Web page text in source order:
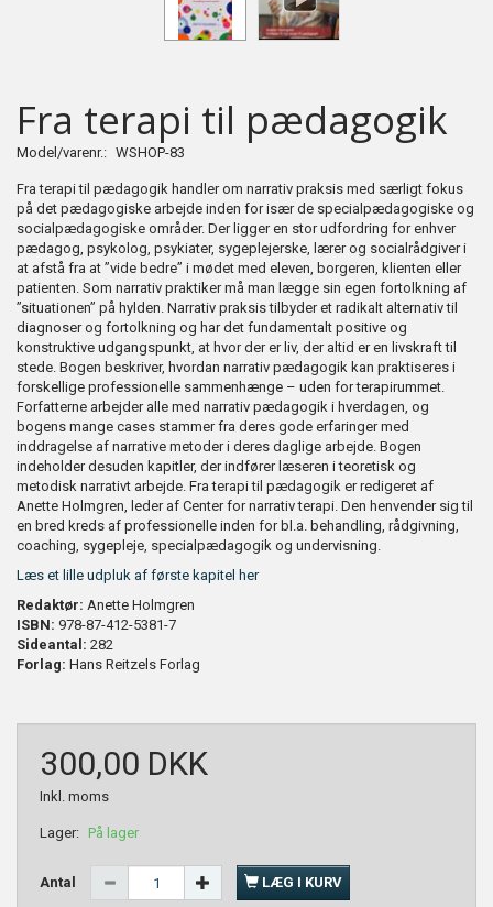
Fra terapi til pædagogik
Model/varenr.: WSHOP-83
Fra terapi til pædagogik handler om narrativ praksis med særligt fokus
på det pædagogiske arbejde inden for især de specialpædagogiske og
socialpædagogiske områder. Der ligger en stor udfordring for enhver
pædagog, psykolog, psykiater, sygeplejerske, lærer og socialrådgiver i
at afstå fra at ”vide bedre” i mødet med eleven, borgeren, klienten eller
patienten. Som narrativ praktiker må man lægge sin egen fortolkning af
”situationen” på hylden. Narrativ praksis tilbyder et radikalt alternativ til
diagnoser og fortolkning og har det fundamentalt positive og
konstruktive udgangspunkt, at hvor der er liv, der altid er en livskraft til
stede. Bogen beskriver, hvordan narrativ pædagogik kan praktiseres i
forskellige professionelle sammenhænge – uden for terapirummet.
Forfatterne arbejder alle med narrativ pædagogik i hverdagen, og
bogens mange cases stammer fra deres gode erfaringer med
inddragelse af narrative metoder i deres daglige arbejde. Bogen
indeholder desuden kapitler, der indfører læseren i teoretisk og
metodisk narrativt arbejde. Fra terapi til pædagogik er redigeret af
Anette Holmgren, leder af Center for narrativ terapi. Den henvender sig til
en bred kreds af professionelle inden for bl.a. behandling, rådgivning,
coaching, sygepleje, specialpædagogik og undervisning.
Læs et lille udpluk af første kapitel her
Redaktør: Anette Holmgren
ISBN: 978-87-412-5381-7
Sideantal: 282
Forlag: Hans Reitzels Forlag
300,00 DKK
Inkl. moms
Lager: På lager
Antal LÆG I KURV